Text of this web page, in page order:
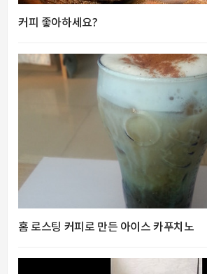
커피 좋아하세요?
홈 로스팅 커피로 만든 아이스 카푸치노